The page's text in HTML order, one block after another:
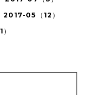
2017-05（12）